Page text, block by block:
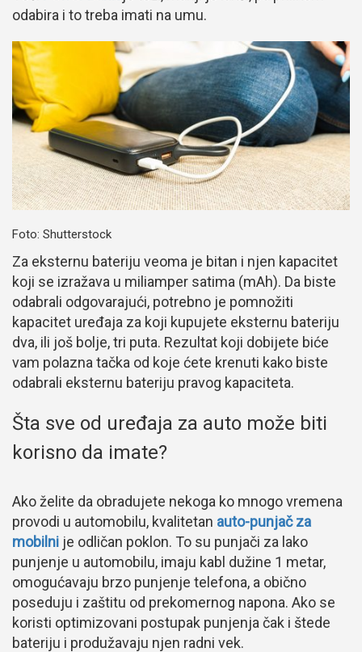
odabira i to treba imati na umu.
Foto: Shutterstock
Za eksternu bateriju veoma je bitan i njen kapacitet
koji se izražava u miliamper satima (mAh). Da biste
odabrali odgovarajući, potrebno je pomnožiti
kapacitet uređaja za koji kupujete eksternu bateriju
dva, ili još bolje, tri puta. Rezultat koji dobijete biće
vam polazna tačka od koje ćete krenuti kako biste
odabrali eksternu bateriju pravog kapaciteta.
Šta sve od uređaja za auto može biti
korisno da imate?
Ako želite da obradujete nekoga ko mnogo vremena
provodi u automobilu, kvalitetan auto-punjač za
mobilni je odličan poklon. To su punjači za lako
punjenje u automobilu, imaju kabl dužine 1 metar,
omogućavaju brzo punjenje telefona, a obično
poseduju i zaštitu od prekomernog napona. Ako se
koristi optimizovani postupak punjenja čak i štede
bateriju i produžavaju njen radni vek.